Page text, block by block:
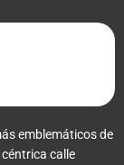
emblemáticos de
calle